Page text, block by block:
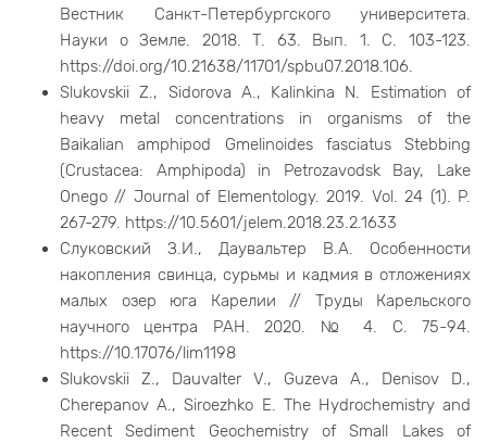
Вестник Санкт-Петербургского университета.
Науки о Земле. 2018. Т. 63. Вып. 1. С. 103-123.
https://doi.org/10.21638/11701/spbu07.2018.106.
Slukovskii Z., Sidorova A., Kalinkina N. Estimation of
heavy metal concentrations in organisms of the
Baikalian amphipod Gmelinoides fasciatus Stebbing
(Crustacea: Amphipoda) in Petrozavodsk Bay, Lake
Onego // Journal of Elementology. 2019. Vol. 24 (1). P.
267-279. https://10.5601/jelem.2018.23.2.1633
Слуковский З.И., Даувальтер В.А. Особенности
накопления свинца, сурьмы и кадмия в отложениях
малых озер юга Карелии // Труды Карельского
научного центра РАН. 2020. № 4. С. 75-94.
https://10.17076/lim1198
Slukovskii Z., Dauvalter V., Guzeva A., Denisov D.,
Cherepanov A., Siroezhko E. The Hydrochemistry and
Recent Sediment Geochemistry of Small Lakes of